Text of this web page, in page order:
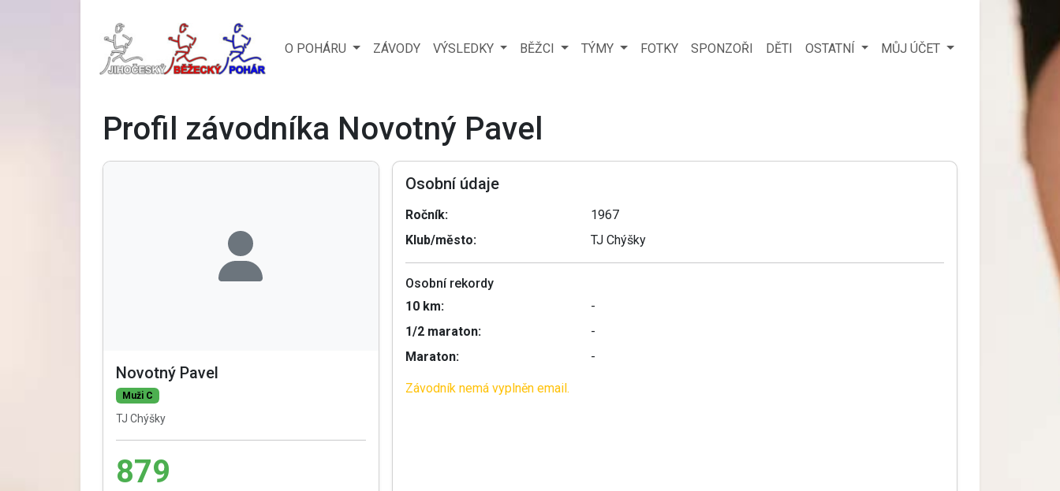
O POHÁRU ZÁVODY VÝSLEDKY BĚŽCI TÝMY FOTKY SPONZOŘI DĚTI OSTATNÍ MŮJ ÚČET
Profil závodníka Novotný Pavel
Novotný Pavel
Muži C
TJ Chýšky
879
Osobní údaje
Ročník:
1967
Klub/město:
TJ Chýšky
Osobní rekordy
10 km:
-
1/2 maraton:
-
Maraton:
-
Závodník nemá vyplněn email.